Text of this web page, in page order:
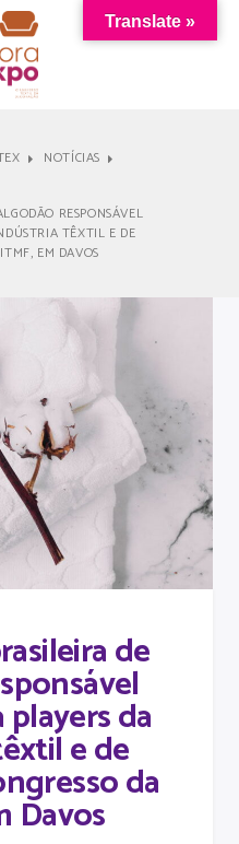
NOTÍCIAS
RESPONSÁVEL
TÊXTIL E DE
EM DAVOS
de
da
e de
da
Davos
Translate »